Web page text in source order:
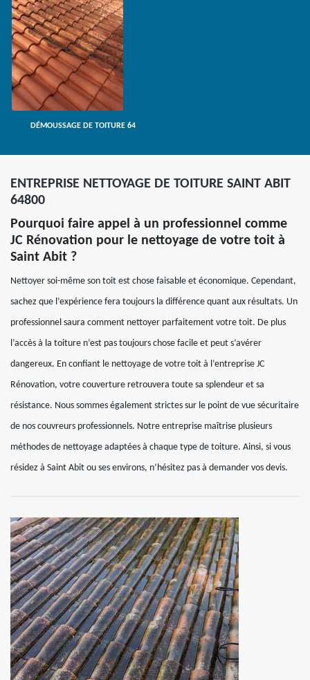
DÉMOUSSAGE DE TOITURE 64
ENTREPRISE NETTOYAGE DE TOITURE SAINT ABIT
64800
Pourquoi faire appel à un professionnel comme
JC Rénovation pour le nettoyage de votre toit à
Saint Abit ?
Nettoyer soi-même son toit est chose faisable et économique. Cependant,
sachez que l’expérience fera toujours la différence quant aux résultats. Un
professionnel saura comment nettoyer parfaitement votre toit. De plus
l’accès à la toiture n’est pas toujours chose facile et peut s’avérer
dangereux. En confiant le nettoyage de votre toit à l’entreprise JC
Rénovation, votre couverture retrouvera toute sa splendeur et sa
résistance. Nous sommes également strictes sur le point de vue sécuritaire
de nos couvreurs professionnels. Notre entreprise maîtrise plusieurs
méthodes de nettoyage adaptées à chaque type de toiture. Ainsi, si vous
résidez à Saint Abit ou ses environs, n’hésitez pas à demander vos devis.